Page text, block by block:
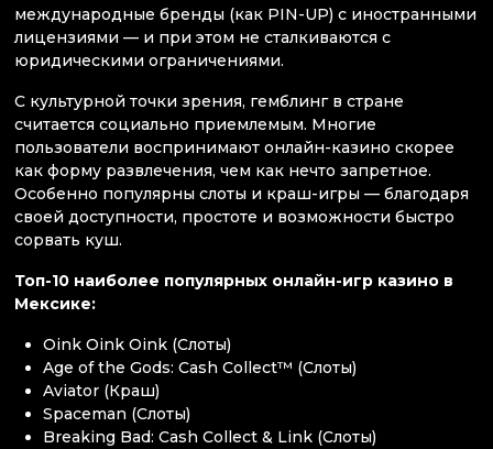
международные бренды (как PIN-UP) с иностранными
лицензиями — и при этом не сталкиваются с
юридическими ограничениями.
С культурной точки зрения, гемблинг в стране
считается социально приемлемым. Многие
пользователи воспринимают онлайн-казино скорее
как форму развлечения, чем как нечто запретное.
Особенно популярны слоты и краш-игры — благодаря
своей доступности, простоте и возможности быстро
сорвать куш.
Топ-10 наиболее популярных онлайн-игр казино в
Мексике:
Oink Oink Oink (Слоты)
Age of the Gods: Cash Collect™ (Слоты)
Aviator (Краш)
Spaceman (Слоты)
Breaking Bad: Cash Collect & Link (Слоты)